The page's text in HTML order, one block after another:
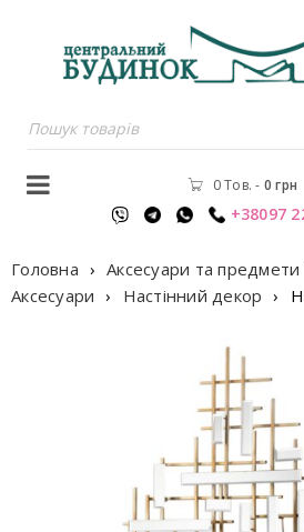
0 Тов. - 0грн
+38097
Головна › Аксесуари та предмети
Аксесуари › Настінний декор ›